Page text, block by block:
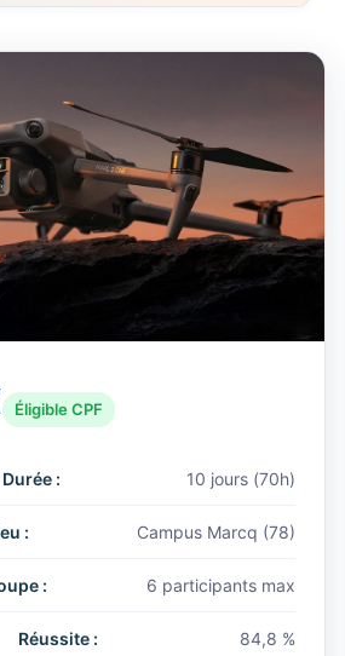
Éligible CPF
Durée : 10 jours (70h)
: Campus Marcq (78)
: 6 participants max
Réussite : 84,8 %